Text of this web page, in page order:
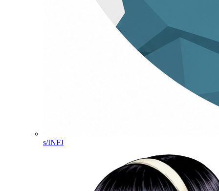
s/INFJ